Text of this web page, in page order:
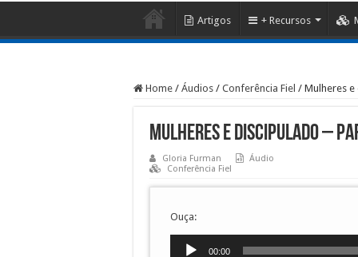
Artigos + Recursos
Home / Áudios / Conferência Fiel / Mulheres e
Mulheres e discipulado –
Gloria Furman
Áudio
Conferência Fiel
Ouça:
Tocador
00:00